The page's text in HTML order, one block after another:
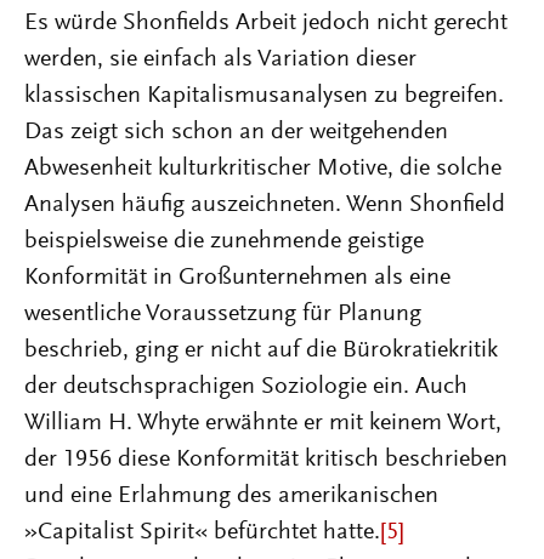
Es würde Shonfields Arbeit jedoch nicht gerecht
werden, sie einfach als Variation dieser
klassischen Kapitalismusanalysen zu begreifen.
Das zeigt sich schon an der weitgehenden
Abwesenheit kulturkritischer Motive, die solche
Analysen häufig auszeichneten. Wenn Shonfield
beispielsweise die zunehmende geistige
Konformität in Großunternehmen als eine
wesentliche Voraussetzung für Planung
beschrieb, ging er nicht auf die Bürokratiekritik
der deutschsprachigen Soziologie ein. Auch
William H. Whyte erwähnte er mit keinem Wort,
der 1956 diese Konformität kritisch beschrieben
und eine Erlahmung des amerikanischen
»Capitalist Spirit« befürchtet hatte. [5]